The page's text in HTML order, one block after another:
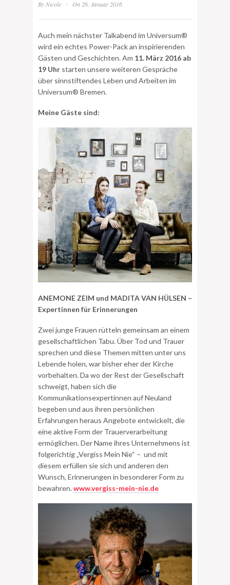
By Nicole · On 26. Januar 2016
Auch mein nächster Talkabend im Universum®
wird ein echtes Power-Pack an inspirierenden
Gästen und Geschichten. Am 11. März 2016 ab
19 Uhr starten unsere weiteren Gespräche
über sinnstiftendes Leben und Arbeiten im
Universum® Bremen.
Meine Gäste sind:
ANEMONE ZEIM und MADITA VAN HÜLSEN –
Expertinnen für Erinnerungen
Zwei junge Frauen rütteln gemeinsam an einem
gesellschaftlichen Tabu. Über Tod und Trauer
sprechen und diese Themen mitten unter uns
Lebende holen, war bisher eher der Kirche
vorbehalten. Da wo der Rest der Gesellschaft
schweigt, haben sich die
Kommunikationsexpertinnen auf Neuland
begeben und aus ihren persönlichen
Erfahrungen heraus Angebote entwickelt, die
eine aktive Form der Trauerverarbeitung
ermöglichen. Der Name ihres Unternehmens ist
folgerichtig „Vergiss Mein Nie“ – und mit
diesem erfüllen sie sich und anderen den
Wunsch, Erinnerungen in besonderer Form zu
bewahren.www.vergiss-mein-nie.de